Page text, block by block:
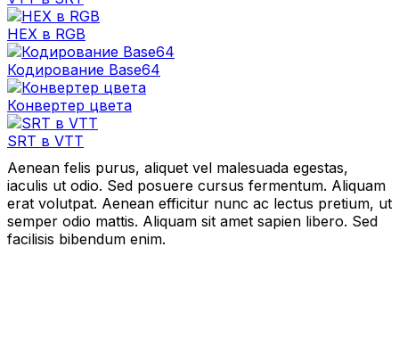
HEX в RGB
Кодирование Base64
Конвертер цвета
SRT в VTT
Aenean felis purus, aliquet vel malesuada egestas,
iaculis ut odio. Sed posuere cursus fermentum. Aliquam
erat volutpat. Aenean efficitur nunc ac lectus pretium, ut
semper odio mattis. Aliquam sit amet sapien libero. Sed
facilisis bibendum enim.